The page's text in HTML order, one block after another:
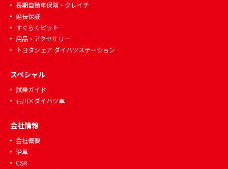
長期自動車保険・クレイチ
延長保証
すぐらくピット
用品・アクセサリー
トヨタシェア ダイハツステーション
スペシャル
試乗ガイド
石川×ダイハツ車
会社情報
会社概要
沿革
CSR